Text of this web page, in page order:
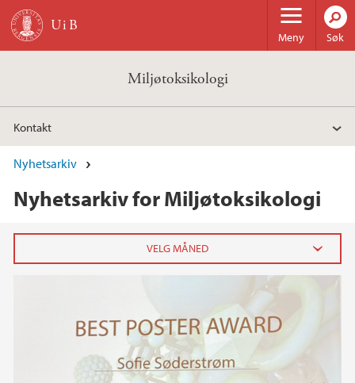
Hopp til hovedinnhold
Meny Søk
Miljøtoksikologi
Kontakt
Nyhetsarkiv
Nyhetsarkiv for Miljøtoksikologi
november (1)
2019